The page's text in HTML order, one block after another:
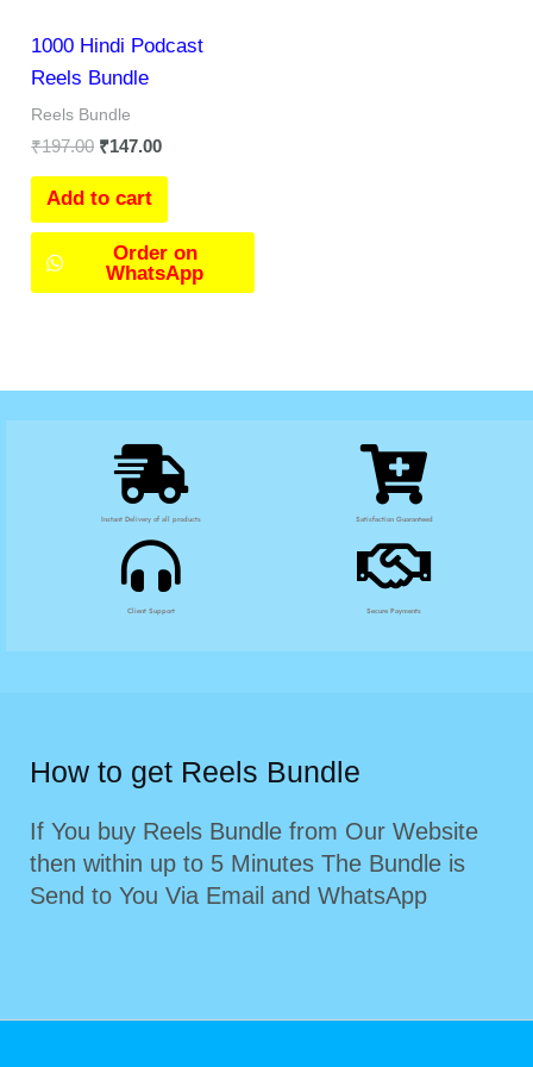
1000 Hindi Podcast
Reels Bundle
Reels Bundle
₹197.00 ₹147.00
Add to cart
Order on
WhatsApp
Instant Delivery of all products Satisfaction Guaranteed
Client Support Secure Payments
How to get Reels Bundle
If You buy Reels Bundle from Our Website
then within up to 5 Minutes The Bundle is
Send to You Via Email and WhatsApp